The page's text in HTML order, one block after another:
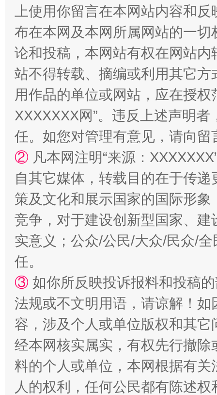
国家大学科技园优化重塑工作
扯下公款旅游的“隐身衣” 如何以
上使用你留言在本网站内容和
布在本网及本网所属网站的一
论和投稿，本网站有权在网站
站不得转载、摘编或利用其它
用作品的单位或网站，应在授
XXXXXXX网”。违反上述声明
任。如您对管理有意见，请向
② 凡本网注明“来源：
自其它媒体，转载目的在于传
策及文化和展示国家的国际形
竞争，对于建设创新型国家、
实意义；公众/公民/大众/民众/
任。
③ 如你所反映投诉报料和投稿
法规或不文明用语，请谅解！
容，涉及个人或单位版权和其它
经本网核实属实，有权先行撤
料的个人或单位，本网根据有
人的权利，任何公民都有陈述